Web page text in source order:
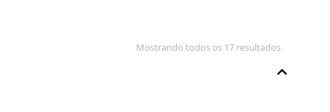
Mostrando todos os 17 resultados